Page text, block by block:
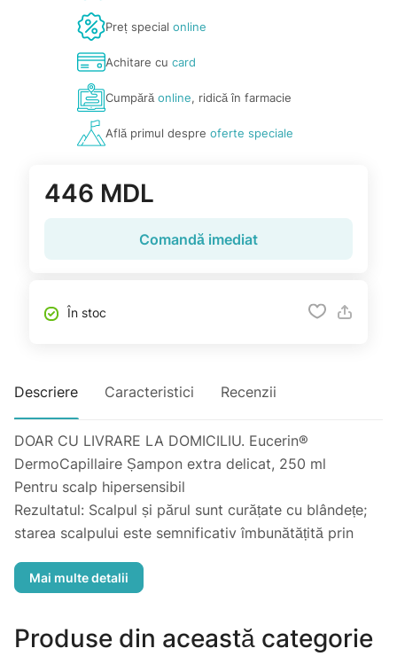
Preț special online
Achitare cu card
Cumpărăonline, ridică în farmacie
Află primul despre oferte speciale
446 MDL
Comandă imediat
În stoc
Descriere Caracteristici Recenzii
DOAR CU LIVRARE LA DOMICILIU. Eucerin®
DermoCapillaire Șampon extra delicat, 250 ml
Pentru scalp hipersensibil
Rezultatul: Scalpul și părul sunt curățate cu blândețe;
starea scalpului este semnificativ îmbunătățită prin
■ Pentru scalp hipersensibil și problematic
și previne Apăriția iritațiilor
■ Calmează scalpul încă de la prima aplicare și
Produse din această categorie